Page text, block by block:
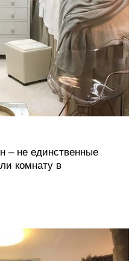
– не единственные
комнату в